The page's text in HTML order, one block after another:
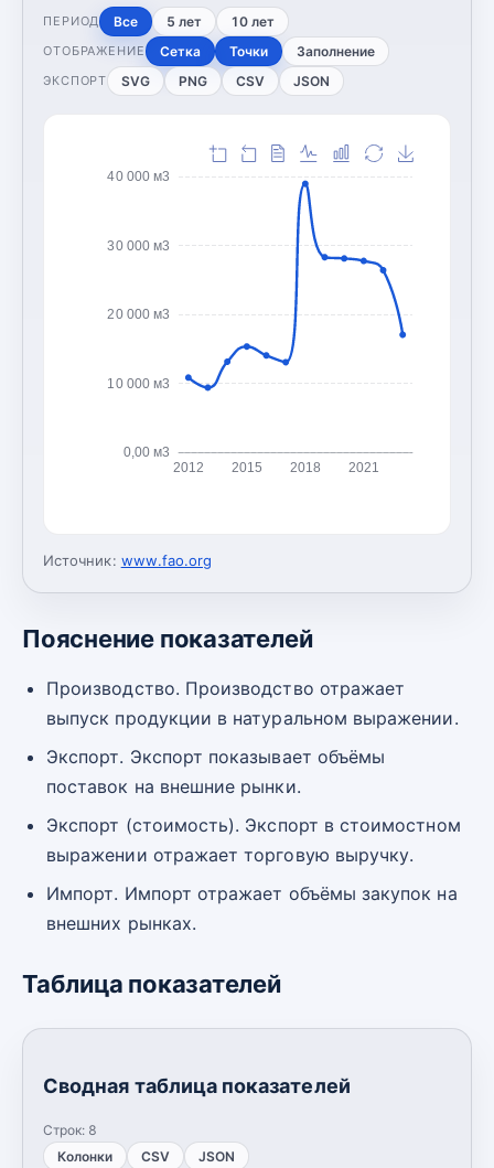
ПЕРИОД Все 5 лет 10 лет
ОТОБРАЖЕНИЕ Сетка Точки Заполнение
ЭКСПОРТ SVG PNG CSV JSON
0,00 м3
10 000 м3
20 000 м3
30 000 м3
40 000 м3
2012 2015 2018 2021
Источник: www.fao.org
Пояснение показателей
Производство. Производство отражает
выпуск продукции в натуральном выражении.
Экспорт. Экспорт показывает объёмы
поставок на внешние рынки.
Экспорт (стоимость). Экспорт в стоимостном
выражении отражает торговую выручку.
Импорт. Импорт отражает объёмы закупок на
внешних рынках.
Таблица показателей
Сводная таблица показателей
Строк: 8
Колонки
CSV JSON